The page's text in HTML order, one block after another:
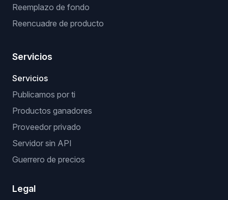
Reemplazo de fondo
Reencuadre de producto
Servicios
Servicios
Publicamos por ti
Productos ganadores
Proveedor privado
Servidor sin API
Guerrero de precios
Legal